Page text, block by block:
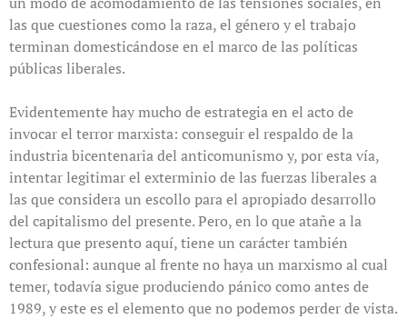
las que cuestiones como la raza, el género y el trabajo
terminan domesticándose en el marco de las políticas
públicas liberales.
Evidentemente hay mucho de estrategia en el acto de
invocar el terror marxista: conseguir el respaldo de la
industria bicentenaria del anticomunismo y, por esta vía,
intentar legitimar el exterminio de las fuerzas liberales a
las que considera un escollo para el apropiado desarrollo
del capitalismo del presente. Pero, en lo que atañe a la
lectura que presento aquí, tiene un carácter también
confesional: aunque al frente no haya un marxismo al cual
temer, todavía sigue produciendo pánico como antes de
1989, y este es el elemento que no podemos perder de vista.